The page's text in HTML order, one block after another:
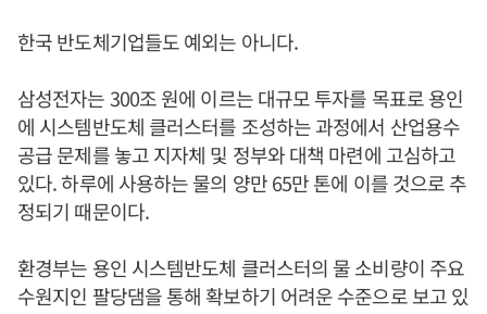
한국 반도체기업들도 예외는 아니다.
삼성전자는 300조 원에 이르는 대규모 투자를 목표로 용인
에 시스템반도체 클러스터를 조성하는 과정에서 산업용수
공급 문제를 놓고 지자체 및 정부와 대책 마련에 고심하고
있다. 하루에 사용하는 물의 양만 65만 톤에 이를 것으로 추
정되기 때문이다.
환경부는 용인 시스템반도체 클러스터의 물 소비량이 주요
수원지인 팔당댐을 통해 확보하기 어려운 수준으로 보고 있